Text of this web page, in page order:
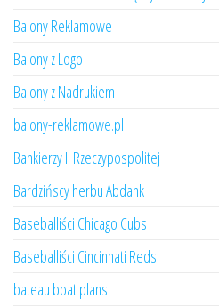
Balony Reklamowe
Balony z Logo
Balony z Nadrukiem
balony-reklamowe.pl
Bankierzy II Rzeczypospolitej
Bardzińscy herbu Abdank
Baseballiści Chicago Cubs
Baseballiści Cincinnati Reds
bateau boat plans